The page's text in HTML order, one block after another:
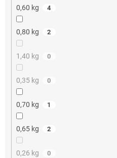
0,60 kg 4
0,80 kg 2
1,40 kg 0
0,35 kg 0
0,70 kg 1
0,65 kg 2
0,26 kg 0